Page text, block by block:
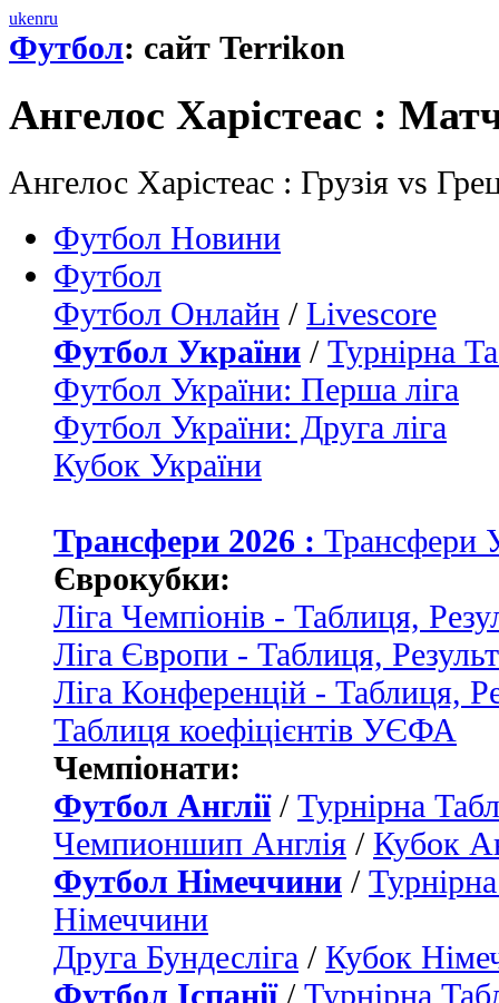
ukenru
Футбол: сайт Terrikon
Ангелос Харiстеас :
Ангелос Харiстеас : Грузія vs
Футбол Новини
Футбол
Футбол Онлайн / Livescore
Футбол України / Турнірна
Футбол України: Перша ліга
Футбол України: Друга ліга
Кубок України
Трансфери 2026 : Трансфери
Єврокубки:
Ліга Чемпіонів - Таблиця,
Ліга Європи - Таблиця,
Ліга Конференцій - Таблиця,
Таблиця коефіцієнтів УЄФА
Чемпіонати:
Футбол Англії/ Турнірна
Чемпионшип Англія / Кубок
Футбол Німеччини /
Німеччини
Друга Бундесліга / Кубок
Футбол Іспанії/ Турнірна